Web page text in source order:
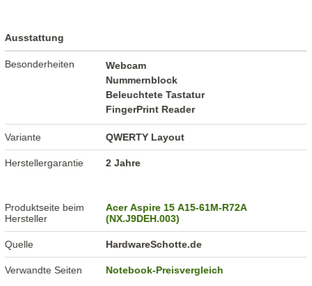
Ausstattung
Besonderheiten
Webcam
Nummernblock
Beleuchtete Tastatur
FingerPrint Reader
Variante QWERTY Layout
Herstellergarantie 2 Jahre
Produktseite beim
Hersteller
Acer Aspire 15 A15-61M-R72A
(NX.J9DEH.003)
Quelle HardwareSchotte.de
Verwandte Seiten Notebook-Preisvergleich